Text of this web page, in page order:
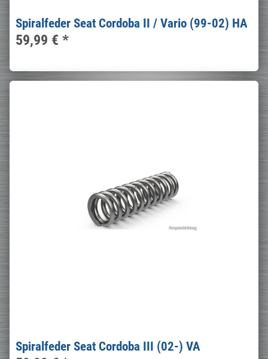
Spiralfeder Seat Cordoba II / Vario (99-02) HA
59,99 € *
Spiralfeder Seat Cordoba III (02-) VA